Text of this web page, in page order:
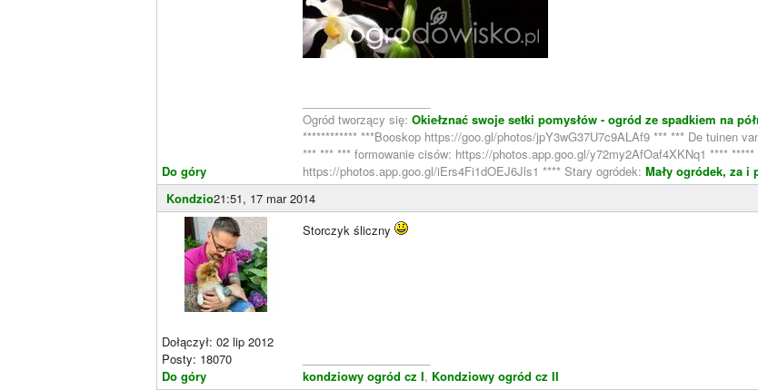
Do góry
Ogród tworzący się: Okiełznać swoje setki pomysłów - ogród ze spadkiem na
************ ***Booskop https://goo.gl/photos/jpY3wG37U7c9ALAf9 *** *** De tuinen
*** *** *** formowanie cisów: https://photos.app.goo.gl/y72my2AfOaf4XKNq1 ****
https://photos.app.goo.gl/iErs4Fi1dOEJ6Jls1 **** Stary ogródek: Mały ogródek, za i
Kondzio21:51, 17 mar 2014
Dołączył: 02 lip 2012
Posty: 18070
Do góry
Storczyk śliczny
kondziowy ogród cz I, Kondziowy ogród cz II